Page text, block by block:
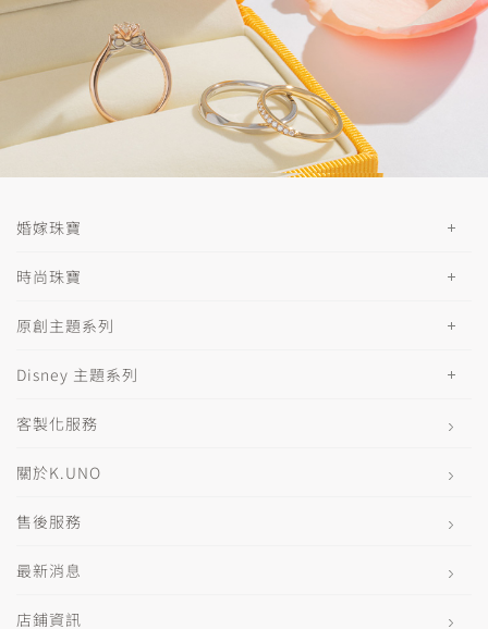
婚嫁珠寶
時尚珠寶
原創主題系列
Disney 主題系列
客製化服務
關於K.UNO
售後服務
最新消息
店鋪資訊